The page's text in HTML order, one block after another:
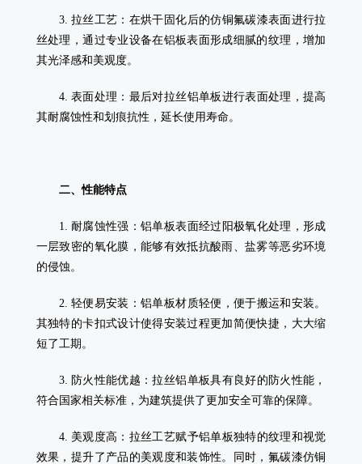
3. 拉丝工艺：在烘干固化后的仿铜氟碳漆表面进行拉
丝处理，通过专业设备在铝板表面形成细腻的纹理，增加
其光泽感和美观度。
4. 表面处理：最后对拉丝铝单板进行表面处理，提高
其耐腐蚀性和划痕抗性，延长使用寿命。
二、性能特点
1. 耐腐蚀性强：铝单板表面经过阳极氧化处理，形成
一层致密的氧化膜，能够有效抵抗酸雨、盐雾等恶劣环境
的侵蚀。
2. 轻便易安装：铝单板材质轻便，便于搬运和安装。
其独特的卡扣式设计使得安装过程更加简便快捷，大大缩
短了工期。
3. 防火性能优越：拉丝铝单板具有良好的防火性能，
符合国家相关标准，为建筑提供了更加安全可靠的保障。
4. 美观度高：拉丝工艺赋予铝单板独特的纹理和视觉
效果，提升了产品的美观度和装饰性。同时，氟碳漆仿铜